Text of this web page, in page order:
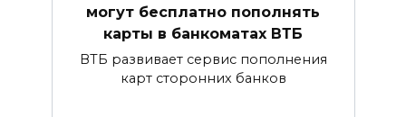
могут бесплатно пополнять
карты в банкоматах ВТБ
ВТБ развивает сервис пополнения
карт сторонних банков